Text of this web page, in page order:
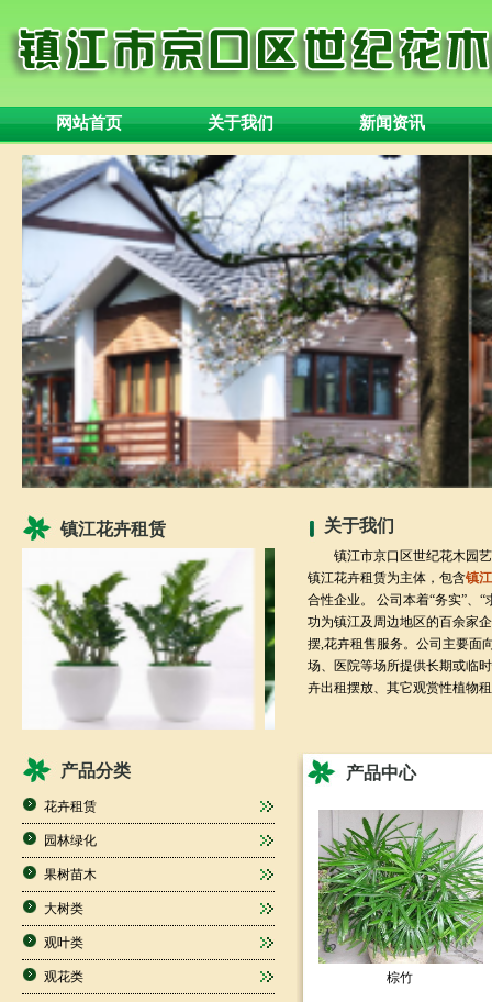
网站首页 关于我们 新闻资讯
镇江花卉租赁
产品分类
花卉租赁
园林绿化
果树苗木
大树类
观叶类
观花类
关于我们
镇江市京口区世纪花木园艺
镇江花卉租赁为主体，包含镇
合性企业。 公司本着“务实”、“
功为镇江及周边地区的百余家
摆,花卉租售服务。公司主要面
场、医院等场所提供长期或临
卉出租摆放、其它观赏性植物
产品中心
棕竹